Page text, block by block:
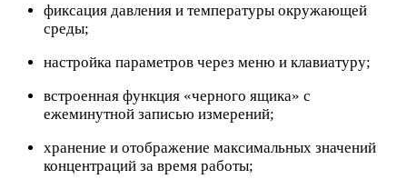
фиксация давления и температуры окружающей
среды;
настройка параметров через меню и клавиатуру;
встроенная функция «черного ящика» с
ежеминутной записью измерений;
хранение и отображение максимальных значений
концентраций за время работы;